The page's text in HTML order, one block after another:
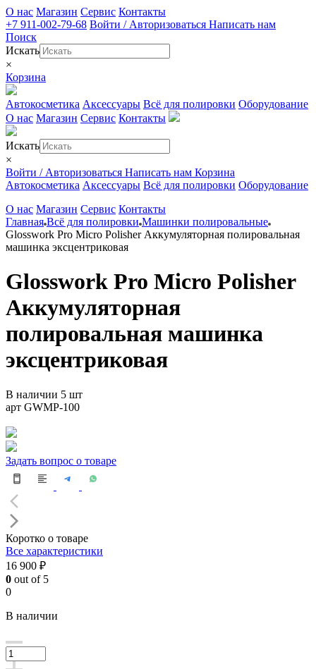
О нас Магазин Сервис Контакты
+7 911-002-79-68 Войти / Авторизоваться Написать нам
Поиск
Искать
×
Корзина
Автокосметика Аксессуары Всё для полировки Оборудование
О нас Магазин Сервис Контакты
Искать
×
Войти / Авторизоваться Написать нам Корзина
Автокосметика Аксессуары Всё для полировки Оборудование
О нас Магазин Сервис Контакты
Главная Всё для полировки Машинки полировальные
Glosswork Pro Micro Polisher Аккумуляторная полировальная
машинка эксцентриковая
Glosswork Pro Micro Polisher
Аккумуляторная
полировальная машинка
эксцентриковая
В наличии 5 шт
арт GWMP-100
Задать вопрос о товаре
Коротко о товаре
Все характеристики
16 900 ₽
0 out of 5
0
В наличии